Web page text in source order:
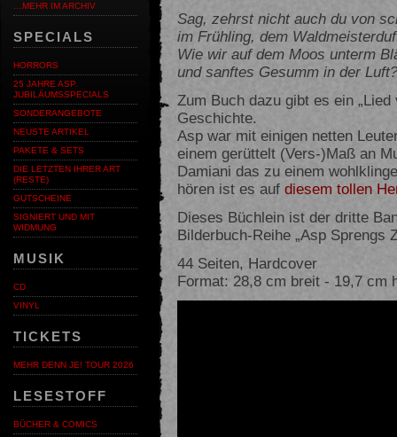
…MEHR IM ARCHIV
SPECIALS
HORRORS
25 JAHRE ASP.
JUBILÄUMSSPECIALS
SONDERANGEBOTE
NEUSTE ARTIKEL
PAKETE & SETS
DIE LETZTEN IHRER ART
(RESTE)
GUTSCHEINE
SIGNIERT UND MIT
WIDMUNG
MUSIK
CD
VINYL
TICKETS
MEHR DENN JE! TOUR 2026
LESESTOFF
BÜCHER & COMICS
Sag, zehrst nicht auch du von
im Frühling, dem
Wie wir auf dem Moos unterm
und sanftes Gesumm in der
Zum Buch dazu gibt es ein
Geschichte.
Asp war mit einigen netten
einem gerüttelt (Vers-)Maß an
Damiani das zu einem
hören ist es auf diesem tollen
Dieses Büchlein ist der dritte
Bilderbuch-Reihe „Asp Sprengs
44 Seiten, Hardcover
Format: 28,8 cm breit - 19,7 cm